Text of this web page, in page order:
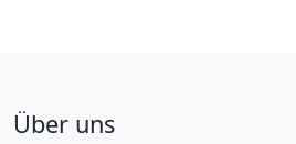
Über uns